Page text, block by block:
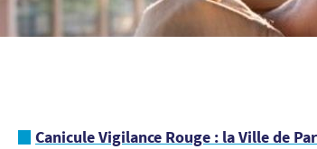
Canicule Vigilance Rouge : la Ville de